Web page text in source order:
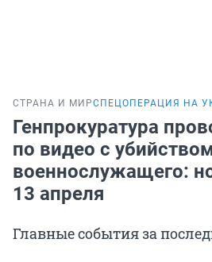
СТРАНА И МИРСПЕЦОПЕРАЦИЯ НА
Генпрокуратура
по видео с
военнослужащего:
13 апреля
Главные события за